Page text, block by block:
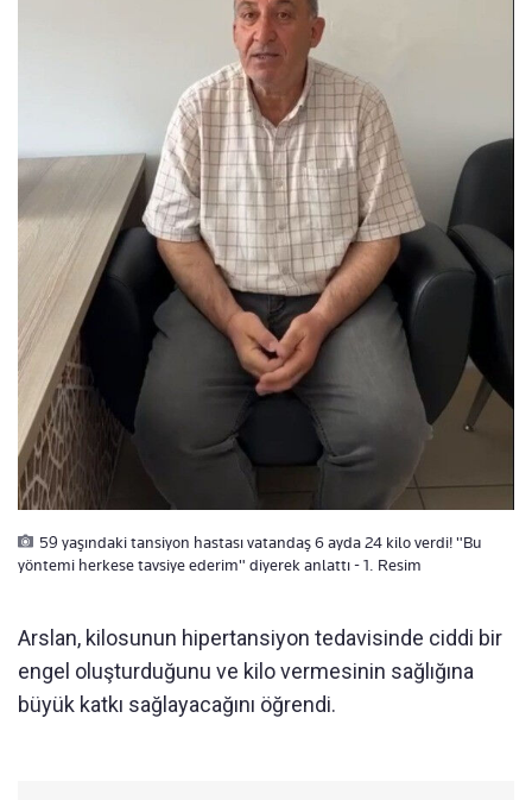
59 yaşındaki tansiyon hastası vatandaş 6 ayda 24 kilo verdi! "Bu
yöntemi herkese tavsiye ederim" diyerek anlattı - 1. Resim
Arslan, kilosunun hipertansiyon tedavisinde ciddi bir
engel oluşturduğunu ve kilo vermesinin sağlığına
büyük katkı sağlayacağını öğrendi.